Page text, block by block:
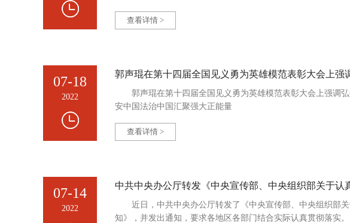
查看详情 >
07-18
2022
郭声琨在第十四届全国见义勇为英雄模范表彰大会上
郭声琨在第十四届全国见义勇为英雄模范表彰大会上强调
安中国法治中国汇聚强大正能量
查看详情 >
07-14
2022
中共中央办公厅转发《中央宣传部、中央组织部关于
近日，中共中央办公厅转发了《中央宣传部、中央组织部
知》，并发出通知，要求各地区各部门结合实际认真贯彻落实